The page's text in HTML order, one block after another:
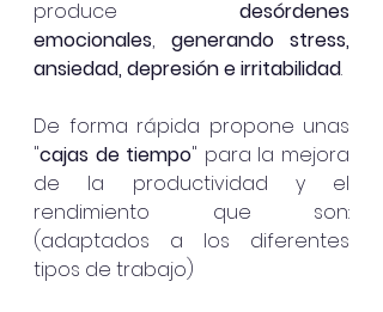
produce desórdenes
emocionales, generando stress,
ansiedad, depresión e irritabilidad.
De forma rápida propone unas
"cajas de tiempo" para la mejora
de la productividad y el
rendimiento que son:
(adaptados a los diferentes
tipos de trabajo)